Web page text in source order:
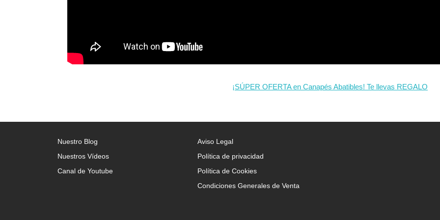
¡SÚPER OFERTA en Canapés Abatibles! Te llevas REGALO
Nuestro Blog
Nuestros Vídeos
Canal de Youtube
Aviso Legal
Política de privacidad
Política de Cookies
Condiciones Generales de Venta